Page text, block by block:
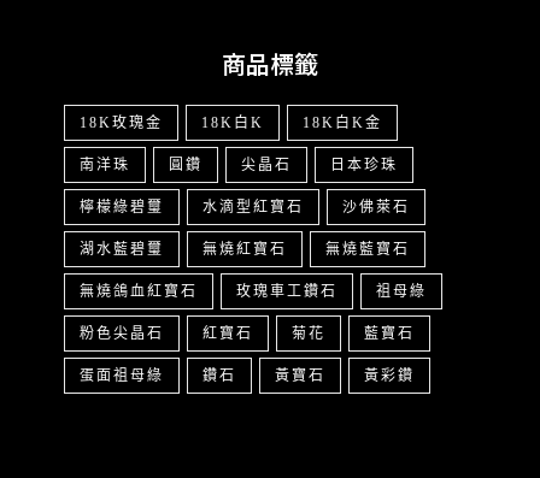
商品標籤
18K玫瑰金 18K白K 18K白K金
南洋珠 圓鑽 尖晶石 日本珍珠
檸檬綠碧璽 水滴型紅寶石 沙佛萊石
湖水藍碧璽 無燒紅寶石 無燒藍寶石
無燒鴿血紅寶石 玫瑰車工鑽石 祖母綠
粉色尖晶石 紅寶石 菊花 藍寶石
蛋面祖母綠 鑽石 黃寶石 黃彩鑽